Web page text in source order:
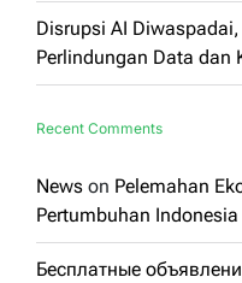
Disrupsi AI
Perlindungan Data dan
Recent Comments
News on Pelemahan
Pertumbuhan Indonesia
Бесплатные